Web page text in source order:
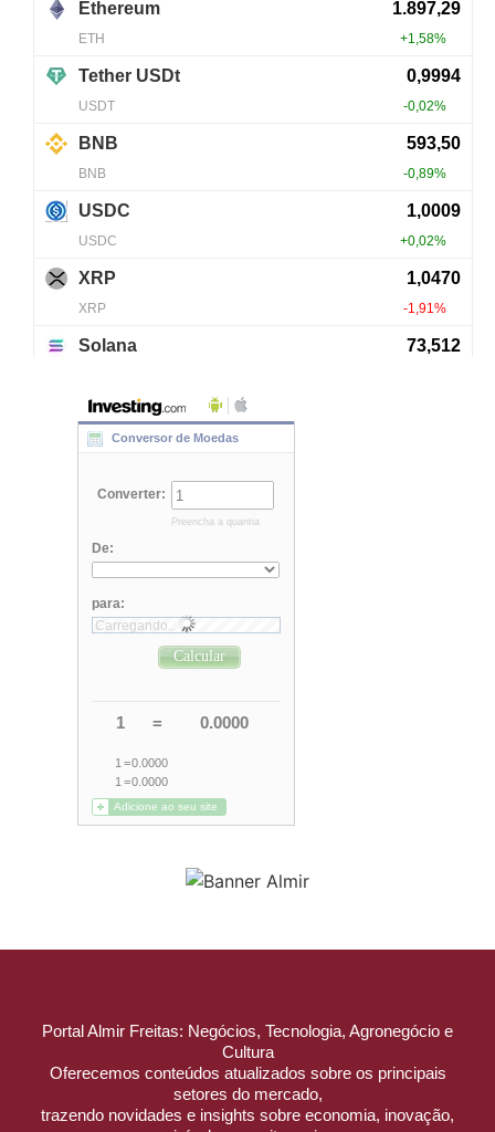
Portal Almir Freitas: Negócios, Tecnologia, Agronegócio e
Cultura
Oferecemos conteúdos atualizados sobre os principais
setores do mercado,
trazendo novidades e insights sobre economia, inovação,